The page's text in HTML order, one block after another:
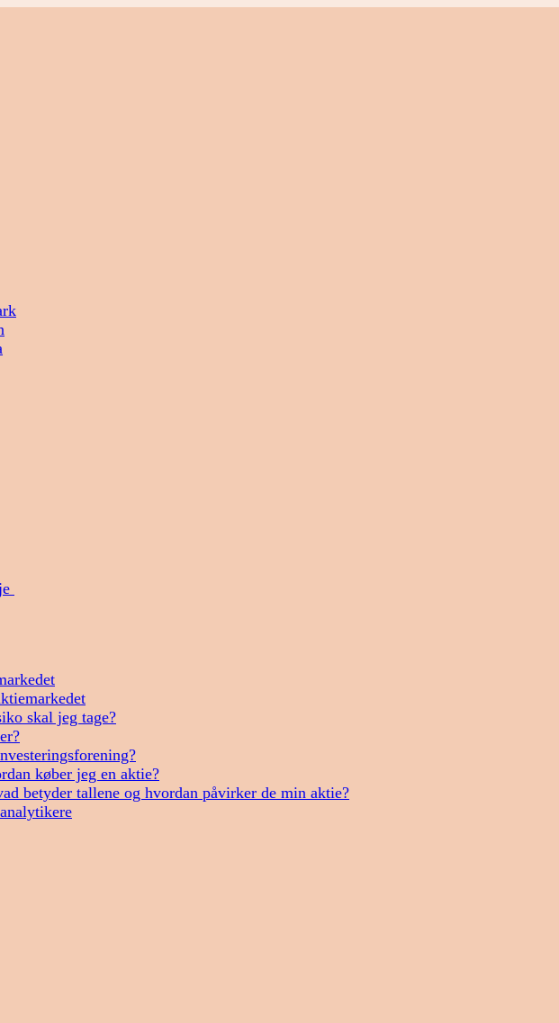
skal jeg tage?
køber jeg en aktie?
betyder tallene og hvordan påvirker de min aktie?